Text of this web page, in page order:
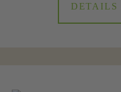
DETAILS